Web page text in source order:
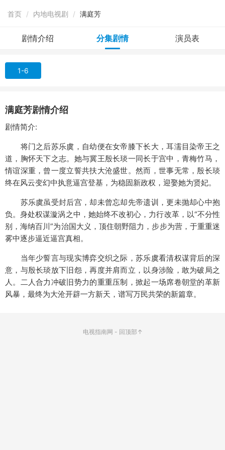
首页 / 内地电视剧 / 满庭芳
剧情介绍 分集剧情 演员表
1-6
满庭芳剧情介绍
剧情简介:
将门之后苏乐虞，自幼便在女帝膝下长大，耳濡目染帝王之
道，胸怀天下之志。她与冀王殷长琰一同长于宫中，青梅竹马，
情谊深重，曾一度立誓共扶大沧盛世。然而，世事无常，殷长琰
终在风云变幻中执意逼宫登基，为稳固新政权，迎娶她为贤妃。
苏乐虞虽受封后宫，却未曾忘却先帝遗训，更未抛却心中抱
负。身处权谋漩涡之中，她始终不改初心，力行改革，以“不分性
别，海纳百川”为治国大义，顶住朝野阻力，步步为营，于重重迷
雾中逐步逼近逼宫真相。
当年少誓言与现实博弈交织之际，苏乐虞看清权谋背后的深
意，与殷长琰放下旧怨，再度并肩而立，以身涉险，敢为破局之
人。二人合力冲破旧势力的重重压制，掀起一场席卷朝堂的革新
风暴，最终为大沧开辟一方新天，谱写万民共荣的新篇章。
电视指南网 - 回顶部↑